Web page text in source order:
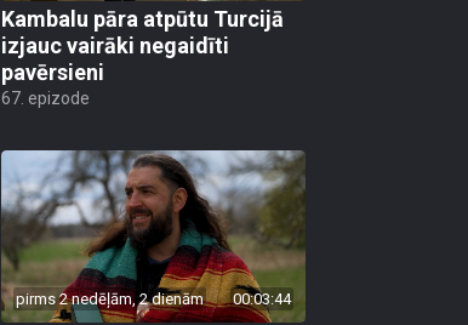
Kambalu pāra atpūtu Turcijā
izjauc vairāki negaidīti
pavērsieni
67. epizode
pirms 2 nedēļām, 2 dienām 00:03:44